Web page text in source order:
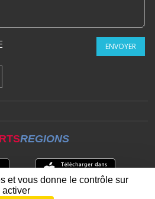
ENVOYER
REGIONS
et vous donne le contrôle sur
activer